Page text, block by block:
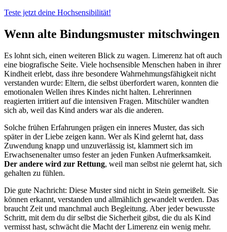
Teste jetzt deine Hochsensibilität!
Wenn alte Bindungsmuster mitschwingen
Es lohnt sich, einen weiteren Blick zu wagen. Limerenz hat oft auch
eine biografische Seite. Viele hochsensible Menschen haben in ihrer
Kindheit erlebt, dass ihre besondere Wahrnehmungsfähigkeit nicht
verstanden wurde: Eltern, die selbst überfordert waren, konnten die
emotionalen Wellen ihres Kindes nicht halten. Lehrerinnen
reagierten irritiert auf die intensiven Fragen. Mitschüler wandten
sich ab, weil das Kind anders war als die anderen.
Solche frühen Erfahrungen prägen ein inneres Muster, das sich
später in der Liebe zeigen kann. Wer als Kind gelernt hat, dass
Zuwendung knapp und unzuverlässig ist, klammert sich im
Erwachsenenalter umso fester an jeden Funken Aufmerksamkeit.
Der andere wird zur Rettung, weil man selbst nie gelernt hat, sich
gehalten zu fühlen.
Die gute Nachricht: Diese Muster sind nicht in Stein gemeißelt. Sie
können erkannt, verstanden und allmählich gewandelt werden. Das
braucht Zeit und manchmal auch Begleitung. Aber jeder bewusste
Schritt, mit dem du dir selbst die Sicherheit gibst, die du als Kind
vermisst hast, schwächt die Macht der Limerenz ein wenig mehr.